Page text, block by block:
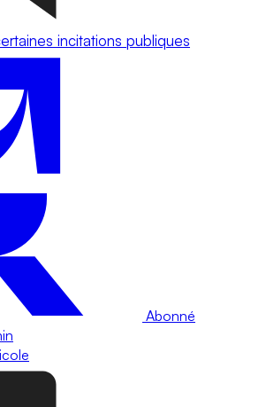
incitations publiques
Abonné